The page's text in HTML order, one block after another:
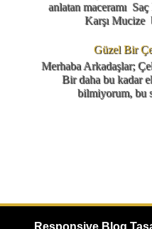
anlatan maceramı
Karşı Mucize
Güzel Bir
Merhaba Arkadaşlar;
Bir daha bu kadar
bilmiyorum, bu
Responsive Blog